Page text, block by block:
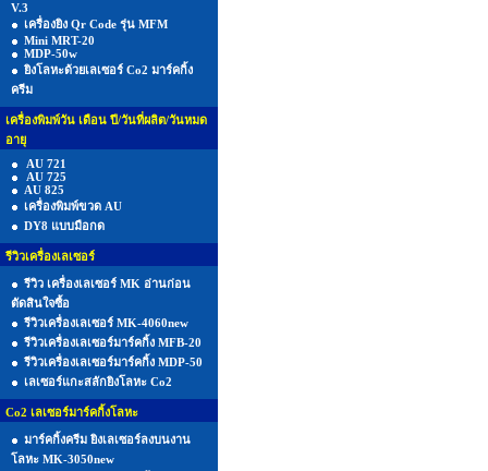
V.3
เครื่องยิง Qr Code รุ่น MFM
Mini MRT-20
MDP-50w
ยิงโลหะด้วยเลเซอร์ Co2 มาร์คกิ้ง
ครีม
เครื่องพิมพ์วัน เดือน ปี/วันที่ผลิต/วันหมด
อายุ
AU 721
AU 725
AU 825
เครื่องพิมพ์ขวด AU
DY8 แบบมือกด
รีวิวเครื่องเลเซอร์
รีวิว เครื่องเลเซอร์ MK อ่านก่อน
ตัดสินใจซื้อ
รีวิวเครื่องเลเซอร์ MK-4060new
รีวิวเครื่องเลเซอร์มาร์คกิ้ง MFB-20
รีวิวเครื่องเลเซอร์มาร์คกิ้ง MDP-50
เลเซอร์แกะสลักยิงโลหะ Co2
Co2 เลเซอร์มาร์คกิ้งโลหะ
มาร์คกิ้งครีม ยิงเลเซอร์ลงบนงาน
โลหะ MK-3050new